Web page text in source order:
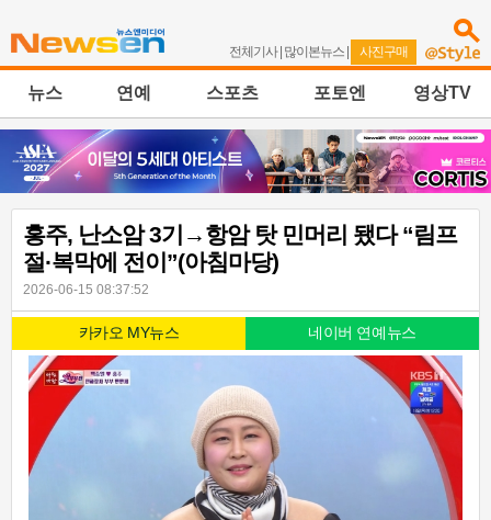
전체기사| 많이본뉴스 | 사진구매
뉴스 연예 스포츠 포토엔 영상TV
홍주, 난소암 3기→항암 탓 민머리 됐다 “림프
절·복막에 전이”(아침마당)
2026-06-15 08:37:52
카카오 MY뉴스 네이버 연예뉴스